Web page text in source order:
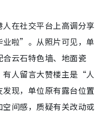
在社交平台上高调分享
啦”。从照片可见，单
云石特色墙、地面瓷
有人留言大赞楼主是“人
现，单位原有露台位置
间感，质疑有关改动或